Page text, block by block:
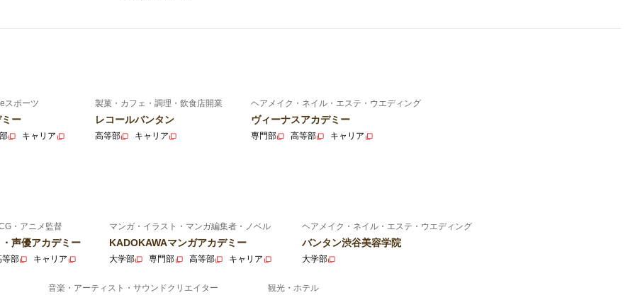
スポーツ
ー
キャリア
製菓・カフェ・調理・飲食店開業
レコールバンタン
高等部 キャリア
ヘアメイク・ネイル・エステ・ウエディング
ヴィーナスアカデミー
専門部 高等部 キャリア
・アニメ監督
声優アカデミー
等部 キャリア
マンガ・イラスト・マンガ編集者・ノベル
KADOKAWAマンガアカデミー
大学部 専門部 高等部 キャリア
ヘアメイク・ネイル・エステ・ウエディング
バンタン渋谷美容学院
大学部
音楽・アーティスト・サウンドクリエイター 観光・ホテル